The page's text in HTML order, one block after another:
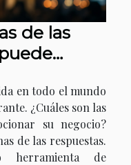
de las
en todo el mundo
¿Cuáles son las
su negocio?
de las respuestas.
herramienta de